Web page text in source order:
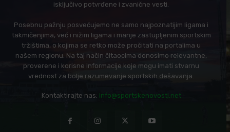
isključivo potvrđene i zvanične vesti.
Posebnu pažnju posvećujemo ne samo najpoznatijim ligama i
takmičenjima, već i nižim ligama i manje zastupljenim sportskim
tržištima, o kojima se retko može pročitati na portalima u
našem regionu. Na taj način čitaocima donosimo relevantne,
proverene i korisne informacije koje mogu imati stvarnu
vrednost za bolje razumevanje sportskih dešavanja.
Kontaktirajte nas: info@sportskenovosti.net